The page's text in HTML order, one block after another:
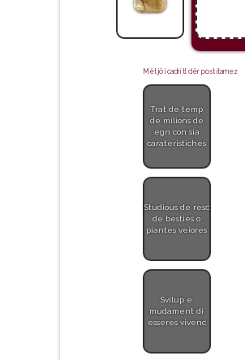
Mët jö i cadrí tl dër post itamez
Trat de temp
de milions de
egn con sia
carateristiches
Studious de resć
de besties o
piantes veiores
Svilup e
mudament di
esseres vivenc